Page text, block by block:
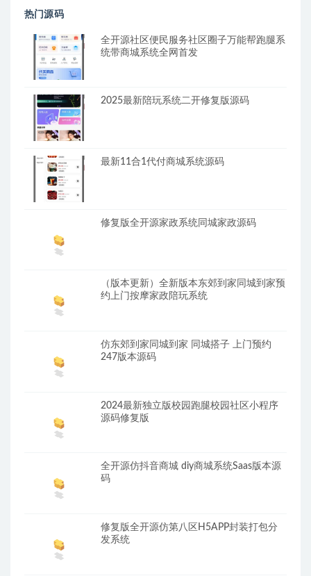
热门源码
全开源社区便民服务社区圈子万能帮跑腿系
统带商城系统全网首发
2025最新陪玩系统二开修复版源码
最新11合1代付商城系统源码
修复版全开源家政系统同城家政源码
（版本更新）全新版本东郊到家同城到家预
约上门按摩家政陪玩系统
仿东郊到家同城到家 同城搭子 上门预约
247版本源码
2024最新独立版校园跑腿校园社区小程序
源码修复版
全开源仿抖音商城 diy商城系统Saas版本源
码
修复版全开源仿第八区H5APP封装打包分
发系统